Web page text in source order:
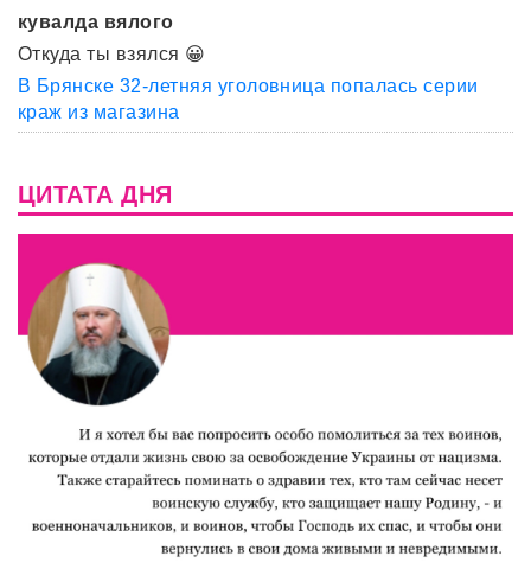
кувалда вялого
Откуда ты взялся 😀
В Брянске 32-летняя уголовница попалась серии
краж из магазина
ЦИТАТА ДНЯ